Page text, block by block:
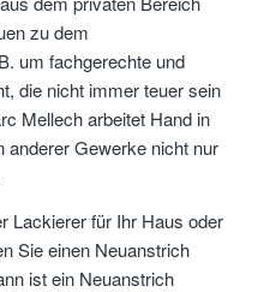
zu dem
um fachgerechte und
die nicht immer teuer sein
Mellech arbeitet Hand in
anderer Gewerke nicht nur
Lackierer für Ihr Haus oder
Sie einen Neuanstrich
ist ein Neuanstrich